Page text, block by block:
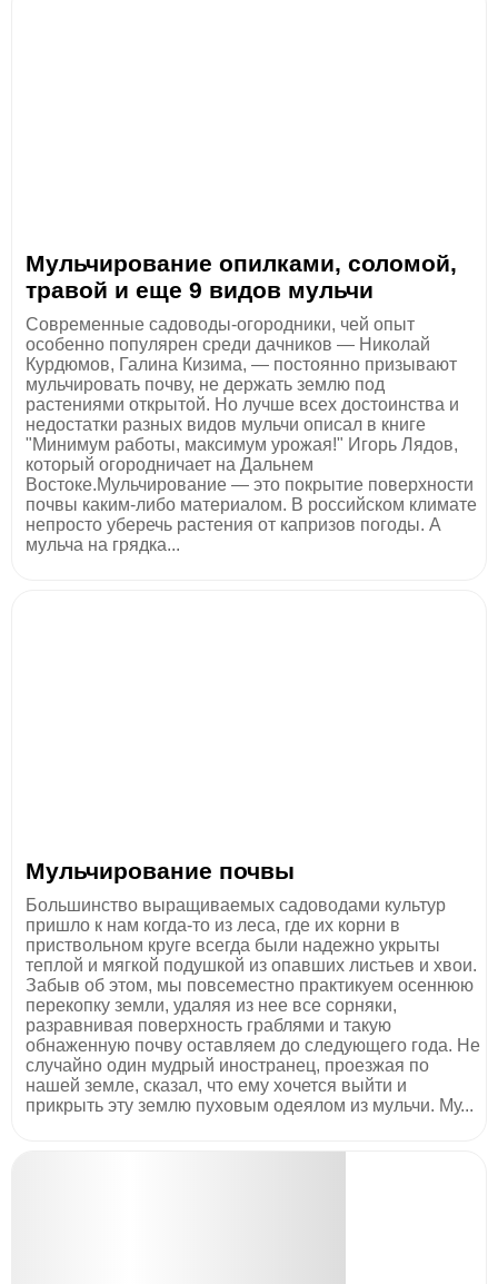
Мульчирование опилками, соломой,
травой и еще 9 видов мульчи
Современные садоводы-огородники, чей опыт
особенно популярен среди дачников — Николай
Курдюмов, Галина Кизима, — постоянно призывают
мульчировать почву, не держать землю под
растениями открытой. Но лучше всех достоинства и
недостатки разных видов мульчи описал в книге
"Минимум работы, максимум урожая!" Игорь Лядов,
который огородничает на Дальнем
Востоке.Мульчирование — это покрытие поверхности
почвы каким-либо материалом. В российском климате
непросто уберечь растения от капризов погоды. А
мульча на грядка...
Мульчирование почвы
Большинство выращиваемых садоводами культур
пришло к нам когда-то из леса, где их корни в
приствольном круге всегда были надежно укрыты
теплой и мягкой подушкой из опавших листьев и хвои.
Забыв об этом, мы повсеместно практикуем осеннюю
перекопку земли, удаляя из нее все сорняки,
разравнивая поверхность граблями и такую
обнаженную почву оставляем до следующего года. Не
случайно один мудрый иностранец, проезжая по
нашей земле, сказал, что ему хочется выйти и
прикрыть эту землю пуховым одеялом из мульчи. Му...